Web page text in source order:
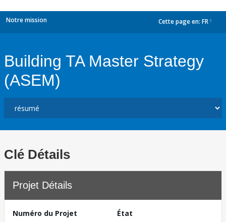
Notre mission Cette page en: FR
Building TA Master Strategy
(ASEM)
Clé Détails
Projet Détails
Numéro du Projet
État